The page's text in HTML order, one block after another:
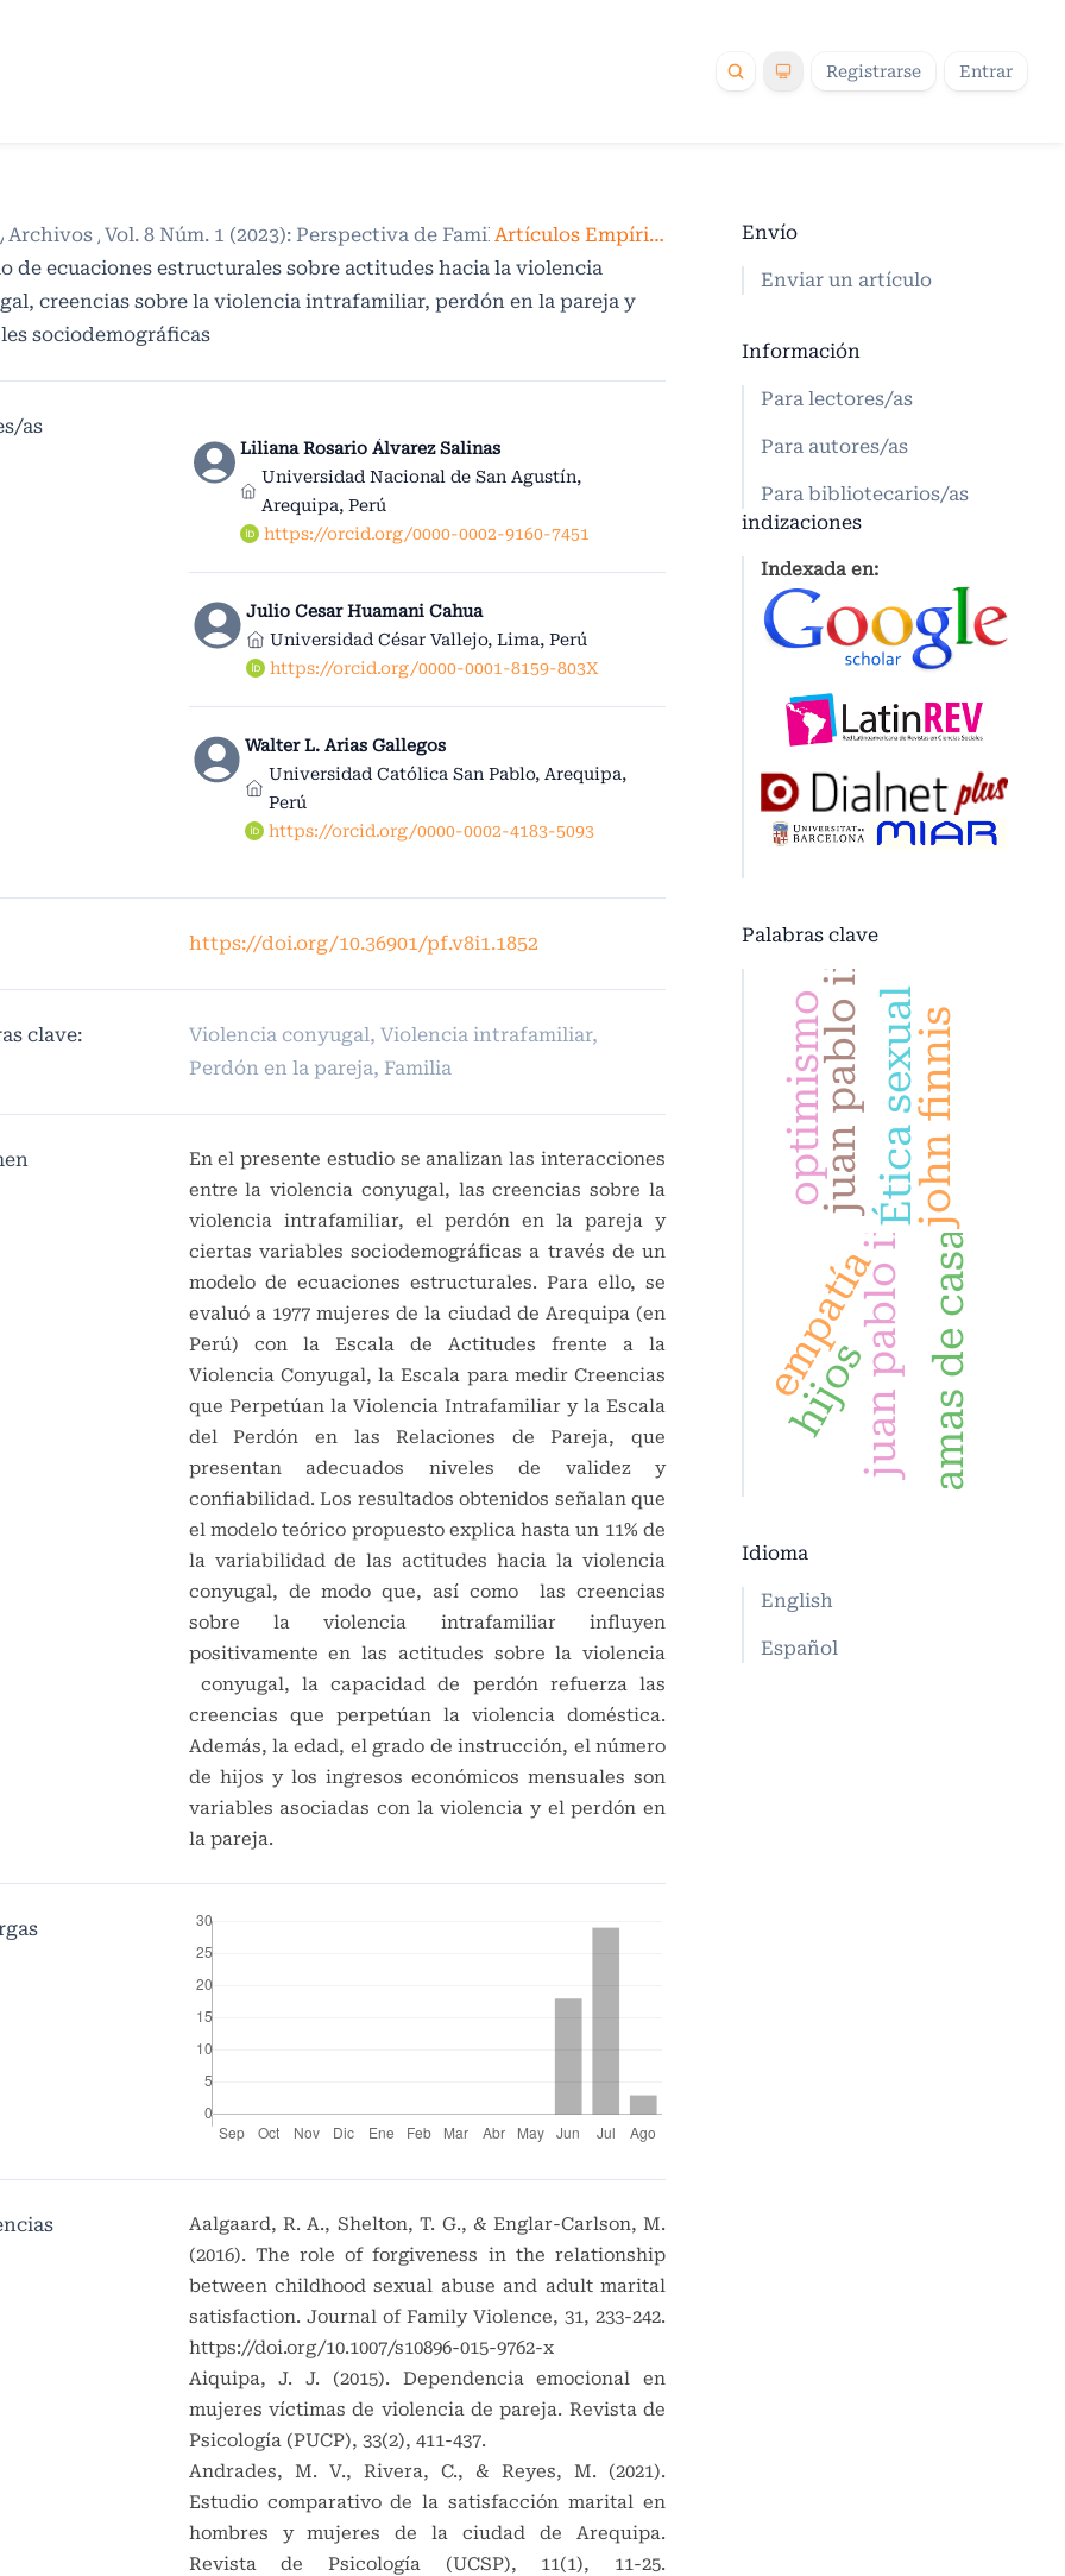
Registrarse Entrar
/ Archivos /Vol. 8 Núm. 1 (2023): Perspectiva de Familia /
Artículos Empíricos
de ecuaciones estructurales sobre actitudes hacia la violencia
creencias sobre la violencia intrafamiliar, perdón en la pareja y
sociodemográficas
as
Liliana Rosario Álvarez Salinas
Universidad Nacional de San Agustín,
Arequipa, Perú
https://orcid.org/0000-0002-9160-7451
Julio Cesar Huamani Cahua
Universidad César Vallejo, Lima, Perú
https://orcid.org/0000-0001-8159-803X
Walter L. Arias Gallegos
Universidad Católica San Pablo, Arequipa,
Perú
https://orcid.org/0000-0002-4183-5093
https://doi.org/10.36901/pf.v8i1.1852
clave:
Violencia conyugal, Violencia intrafamiliar,
Perdón en la pareja, Familia
En el presente estudio se analizan las interacciones
entre la violencia conyugal, las creencias sobre la
violencia intrafamiliar, el perdón en la pareja y
ciertas variables sociodemográficas a través de un
modelo de ecuaciones estructurales. Para ello, se
evaluó a 1977 mujeres de la ciudad de Arequipa (en
Perú) con la Escala de Actitudes frente a la
Violencia Conyugal, la Escala para medir Creencias
que Perpetúan la Violencia Intrafamiliar y la Escala
del Perdón en las Relaciones de Pareja, que
presentan adecuados niveles de validez y
confiabilidad. Los resultados obtenidos señalan que
el modelo teórico propuesto explica hasta un 11% de
la variabilidad de las actitudes hacia la violencia
conyugal, de modo que, así como las creencias
sobre la violencia intrafamiliar influyen
positivamente en las actitudes sobre la violencia
conyugal, la capacidad de perdón refuerza las
creencias que perpetúan la violencia doméstica.
Además, la edad, el grado de instrucción, el número
de hijos y los ingresos económicos mensuales son
variables asociadas con la violencia y el perdón en
la pareja.
Aalgaard, R. A., Shelton, T. G., & Englar-Carlson, M.
(2016). The role of forgiveness in the relationship
between childhood sexual abuse and adult marital
satisfaction. Journal of Family Violence, 31, 233-242.
https://doi.org/10.1007/s10896-015-9762-x
Aiquipa, J. J. (2015). Dependencia emocional en
mujeres víctimas de violencia de pareja. Revista de
Psicología (PUCP), 33(2), 411-437.
Andrades, M. V., Rivera, C., & Reyes, M. (2021).
Estudio comparativo de la satisfacción marital en
hombres y mujeres de la ciudad de Arequipa.
Revista de Psicología (UCSP), 11(1), 11-25.
Envío
Enviar un artículo
Información
Para lectores/as
Para autores/as
Para bibliotecarios/as
indizaciones
Indexada en:
Palabras clave
juan pablo iiÉtica sexualjohn finnis
optimismo
juan pablo iiamas de casa
empatía
hijos
Idioma
English
Español